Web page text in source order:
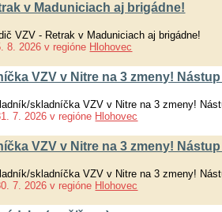
v Maduniciach aj brigádne!
VZV - Retrak v Maduniciach aj brigádne!
8. 2026 v regióne Hlohovec
VZV v Nitre na 3 zmeny! Nástup
skladníčka VZV v Nitre na 3 zmeny!
7. 2026 v regióne Hlohovec
VZV v Nitre na 3 zmeny! Nástup
skladníčka VZV v Nitre na 3 zmeny!
7. 2026 v regióne Hlohovec